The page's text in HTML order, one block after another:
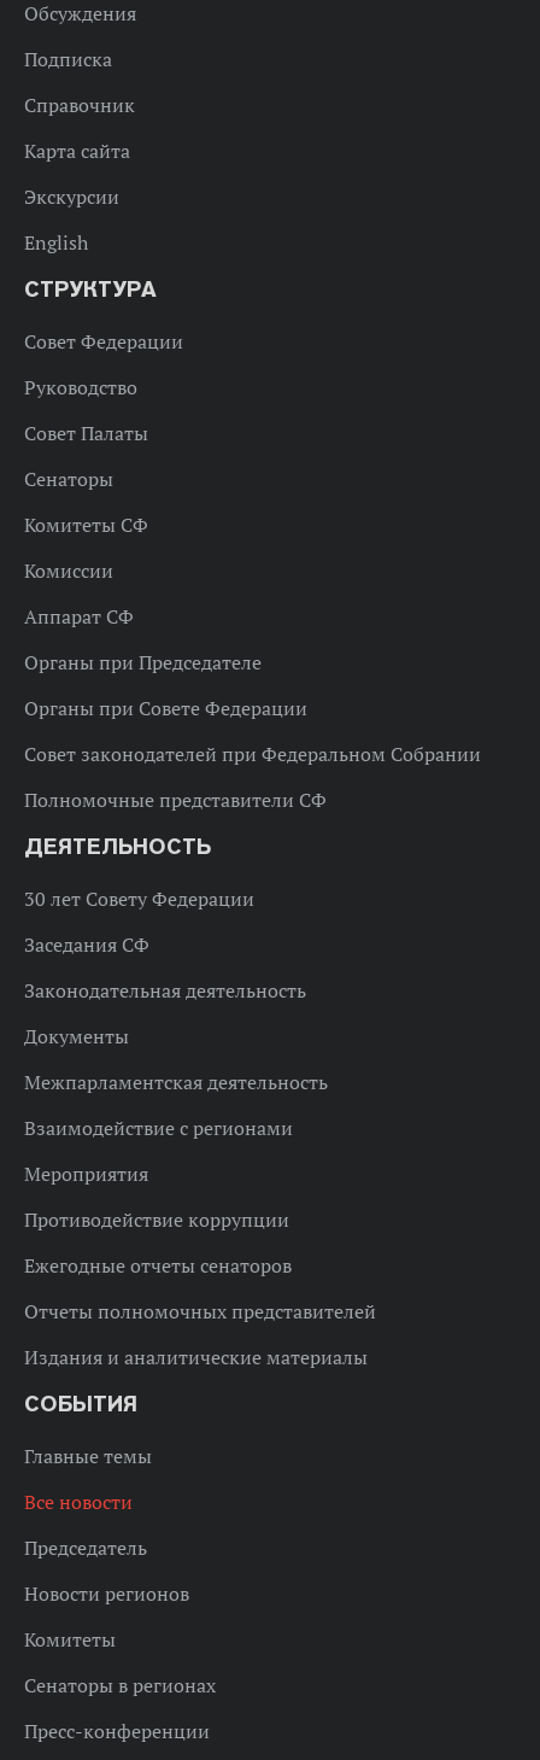
Обсуждения
Подписка
Справочник
Карта сайта
Экскурсии
English
СТРУКТУРА
Совет Федерации
Руководство
Совет Палаты
Сенаторы
Комитеты СФ
Комиссии
Аппарат СФ
Органы при Председателе
Органы при Совете Федерации
Совет законодателей при Федеральном Собрании
Полномочные представители СФ
ДЕЯТЕЛЬНОСТЬ
30 лет Совету Федерации
Заседания СФ
Законодательная деятельность
Документы
Межпарламентская деятельность
Взаимодействие с регионами
Мероприятия
Противодействие коррупции
Ежегодные отчеты сенаторов
Отчеты полномочных представителей
Издания и аналитические материалы
СОБЫТИЯ
Главные темы
Все новости
Председатель
Новости регионов
Комитеты
Сенаторы в регионах
Пресс-конференции